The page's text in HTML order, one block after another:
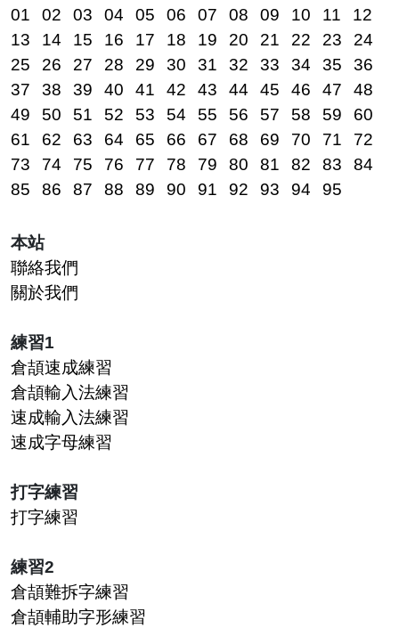
01
02 03 04 05 06 07 08 09 10 11
12
13
14 15 16 17 18 19 20 21 22 23
24
25
26 27 28 29 30 31 32 33 34 35
36
37
38 39 40 41 42 43 44 45 46 47
48
49
50 51 52 53 54 55 56 57 58 59
60
61
62 63 64 65 66 67 68 69 70 71
72
73
74 75 76 77 78 79 80 81 82 83
84
85
86 87 88 89 90 91 92 93 94 95
本站
聯絡我們
關於我們
練習1
倉頡速成練習
倉頡輸入法練習
速成輸入法練習
速成字母練習
打字練習
打字練習
練習2
倉頡難拆字練習
倉頡輔助字形練習